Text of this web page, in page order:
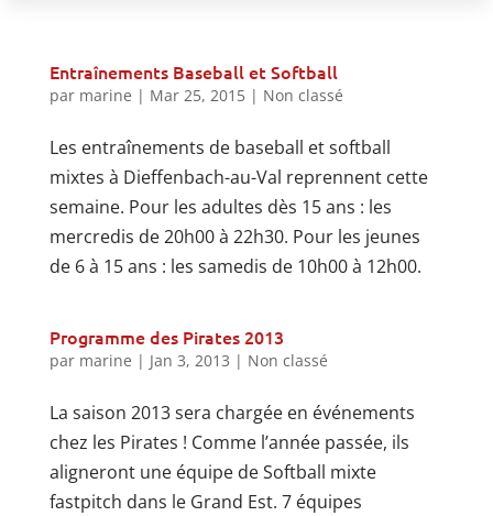
Entraînements Baseball et Softball
par marine | Mar 25, 2015| Non classé
Les entraînements de baseball et softball
mixtes à Dieffenbach-au-Val reprennent cette
semaine. Pour les adultes dès 15 ans : les
mercredis de 20h00 à 22h30. Pour les jeunes
de 6 à 15 ans : les samedis de 10h00 à 12h00.
Programme des Pirates 2013
par marine | Jan 3, 2013 | Non classé
La saison 2013 sera chargée en événements
chez les Pirates ! Comme l’année passée, ils
aligneront une équipe de Softball mixte
fastpitch dans le Grand Est. 7 équipes